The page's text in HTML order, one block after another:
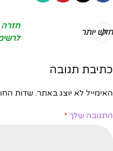
חדש יותר
חזרה
כתיבת תגובה
האימייל לא יוצג באתר. שדות
התגובה שלך *